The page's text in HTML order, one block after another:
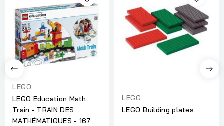
LEGO
LEGO Education Math
Train - TRAIN DES
MATHÉMATIQUES - 167
LEGO
LEGO Building plates